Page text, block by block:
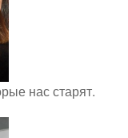
нас старят.